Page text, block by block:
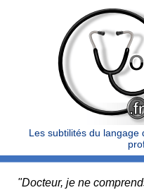
Les subtilités du langage
"Docteur, je ne